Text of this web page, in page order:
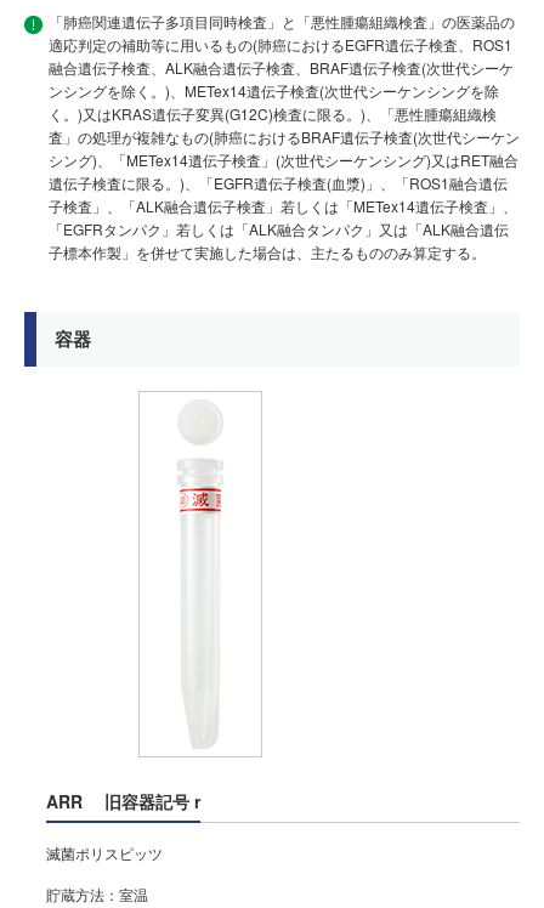
「肺癌関連遺伝子多項目同時検査」と「悪性腫瘍組織検査」の医薬品の
適応判定の補助等に用いるもの(肺癌におけるEGFR遺伝子検査、ROS1
融合遺伝子検査、ALK融合遺伝子検査、BRAF遺伝子検査(次世代シーケ
ンシングを除く。)、METex14遺伝子検査(次世代シーケンシングを除
く。)又はKRAS遺伝子変異(G12C)検査に限る。)、「悪性腫瘍組織検
査」の処理が複雑なもの(肺癌におけるBRAF遺伝子検査(次世代シーケン
シング)、「METex14遺伝子検査」(次世代シーケンシング)又はRET融合
遺伝子検査に限る。)、「EGFR遺伝子検査(血漿)」、「ROS1融合遺伝
子検査」、「ALK融合遺伝子検査」若しくは「METex14遺伝子検査」、
「EGFRタンパク」若しくは「ALK融合タンパク」又は「ALK融合遺伝
子標本作製」を併せて実施した場合は、主たるもののみ算定する。
容器
ARR 旧容器記号 r
滅菌ポリスピッツ
貯蔵方法：室温